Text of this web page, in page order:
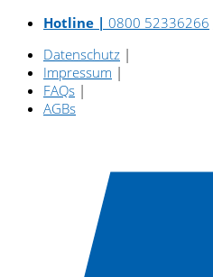
Hotline | 0800 52336266
Datenschutz |
Impressum |
FAQs |
AGBs